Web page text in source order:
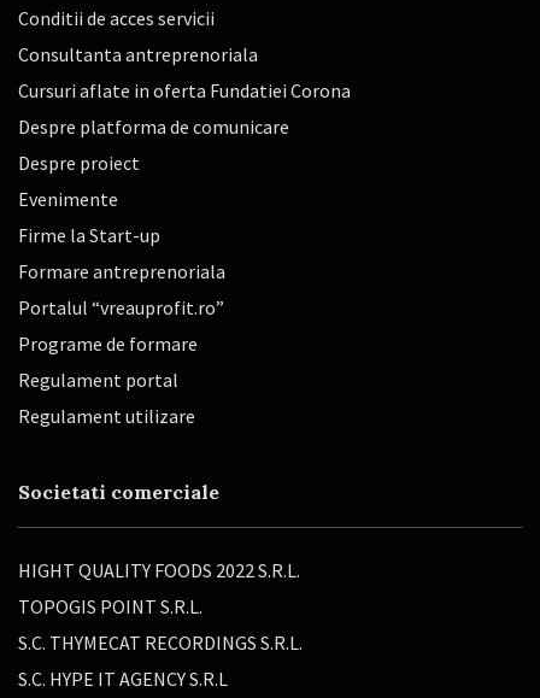
Conditii de acces servicii
Consultanta antreprenoriala
Cursuri aflate in oferta Fundatiei Corona
Despre platforma de comunicare
Despre proiect
Evenimente
Firme la Start-up
Formare antreprenoriala
Portalul “vreauprofit.ro”
Programe de formare
Regulament portal
Regulament utilizare
Societati comerciale
HIGHT QUALITY FOODS 2022 S.R.L.
TOPOGIS POINT S.R.L.
S.C. THYMECAT RECORDINGS S.R.L.
S.C. HYPE IT AGENCY S.R.L